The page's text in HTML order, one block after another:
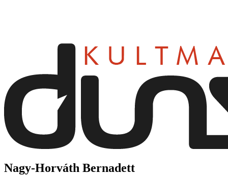
dunszt.sk
kultmag
Nagy-Horváth Bernadett